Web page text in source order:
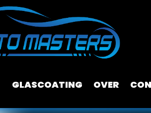
GLASCOATING OVER